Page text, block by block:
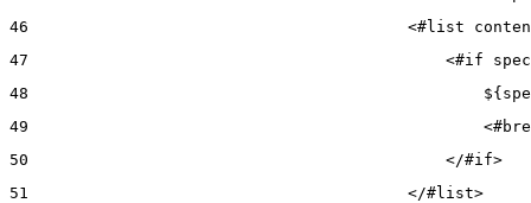
46
<#list
47
<#if
48
49
50
                                            </#if>
51
                                        </#list>